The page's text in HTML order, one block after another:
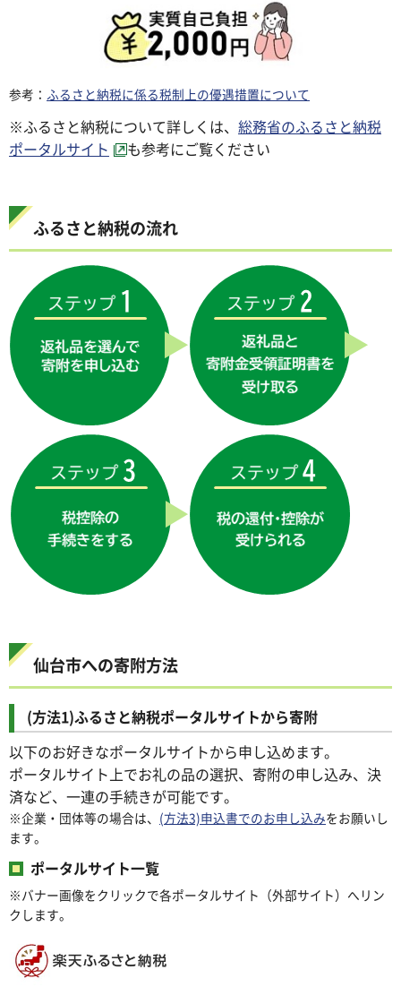
参考： ふるさと納税に係る税制上の優遇措置について
※ふるさと納税について詳しくは、 総務省のふるさと納税
ポータルサイト
も参考にご覧ください
ふるさと納税の流れ
仙台市への寄附方法
(方法1)ふるさと納税ポータルサイトから寄附
以下のお好きなポータルサイトから申し込めます。
ポータルサイト上でお礼の品の選択、寄附の申し込み、決
済など、一連の手続きが可能です。
※企業・団体等の場合は、 (方法3)申込書でのお申し込みをお願いし
ます。
ポータルサイト一覧
※バナー画像をクリックで各ポータルサイト（外部サイト）へリン
クします。